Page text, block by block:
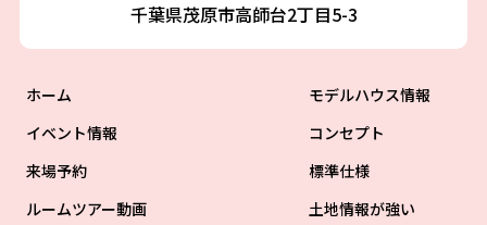
千葉県茂原市高師台2丁目5-3
ホーム
イベント情報
来場予約
ルームツアー動画
モデルハウス情報
コンセプト
標準仕様
土地情報が強い